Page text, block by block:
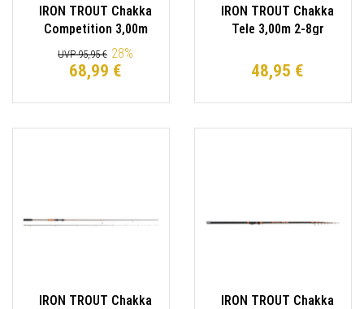
IRON TROUT Chakka
Competition 3,00m
Forellenrute
UVP 95,95 € 28%
68,99 €
IRON TROUT Chakka
Tele 3,00m 2-8gr
48,95 €
IRON TROUT Chakka
IRON TROUT Chakka